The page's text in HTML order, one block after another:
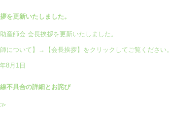
を更新いたしました。
産師会 会長挨拶を更新いたしました。
師について】→【会長挨拶】をクリックしてご覧ください。
8月1日
不具合の詳細とお詫び
≫